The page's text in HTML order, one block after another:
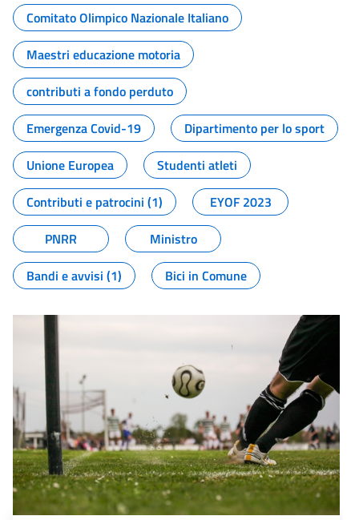
Comitato Olimpico Nazionale Italiano
Maestri educazione motoria
contributi a fondo perduto
Emergenza Covid-19
Dipartimento per lo sport
Unione Europea
Studenti atleti
Contributi e patrocini (1)
EYOF 2023
PNRR
Ministro
Bandi e avvisi (1)
Bici in Comune